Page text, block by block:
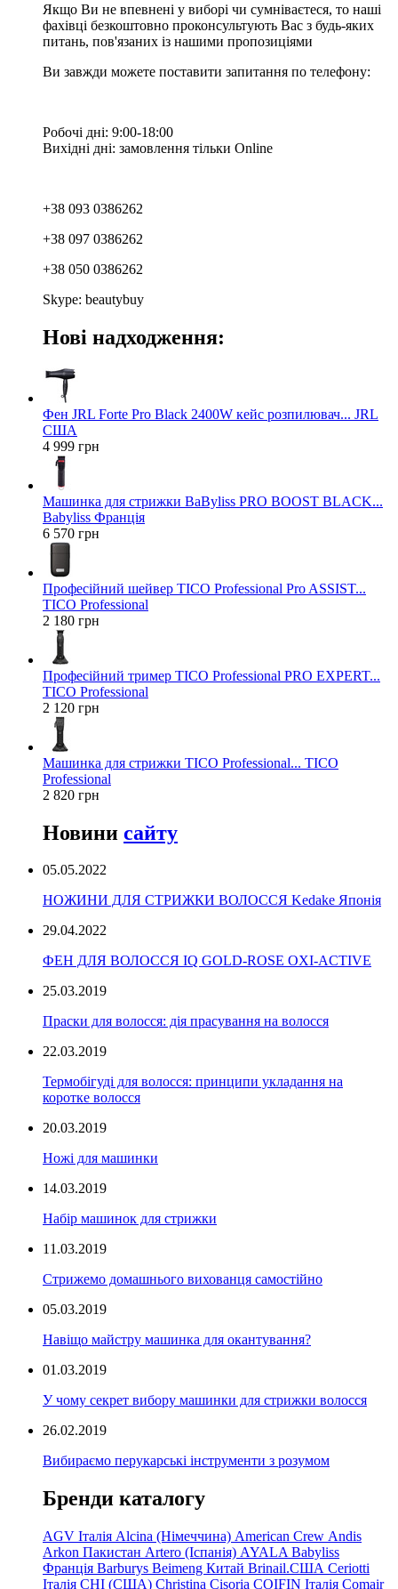
Якщо Ви не впевнені у виборі чи сумніваєтеся, то наші
фахівці безкоштовно проконсультують Вас з будь-яких
питань, пов'язаних із нашими пропозиціями
Ви завжди можете поставити запитання по телефону:
Робочі дні: 9:00-18:00
Вихідні дні: замовлення тільки Online
+38 093 0386262
+38 097 0386262
+38 050 0386262
Skype: beautybuy
Нові надходження:
Фен JRL Forte Pro Black 2400W кейс розпилювач... JRL
США
4 999 грн
Машинка для стрижки BaByliss PRO BOOST BLACK...
Babyliss Франція
6 570 грн
Професійний шейвер TICO Professional Pro ASSIST...
TICO Professional
2 180 грн
Професійний тример TICO Professional PRO EXPERT...
TICO Professional
2 120 грн
Машинка для стрижки TICO Professional... TICO
Professional
2 820 грн
Новини сайту
05.05.2022
НОЖИНИ ДЛЯ СТРИЖКИ ВОЛОССЯ Kedake Японія
29.04.2022
ФЕН ДЛЯ ВОЛОССЯ IQ GOLD-ROSE OXI-ACTIVE
25.03.2019
Праски для волосся: дія прасування на волосся
22.03.2019
Термобігуді для волосся: принципи укладання на
коротке волосся
20.03.2019
Ножі для машинки
14.03.2019
Набір машинок для стрижки
11.03.2019
Стрижемо домашнього вихованця самостійно
05.03.2019
Навіщо майстру машинка для окантування?
01.03.2019
У чому секрет вибору машинки для стрижки волосся
26.02.2019
Вибираємо перукарські інструменти з розумом
Бренди каталогу
AGV Італія Alcina (Німеччина) American Crew Andis
Arkon Пакистан Artero (Іспанія) AYALA Babyliss
Франція Barburys Beimeng Китай Brinail.США Ceriotti
Італія CHI (США) Christina Cisoria COIFIN Італія Comair